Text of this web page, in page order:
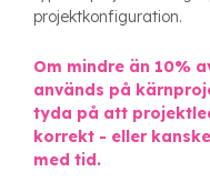
projektkonfiguration.
Om mindre än 10%
används på
tyda på att
korrekt - eller
med tid.